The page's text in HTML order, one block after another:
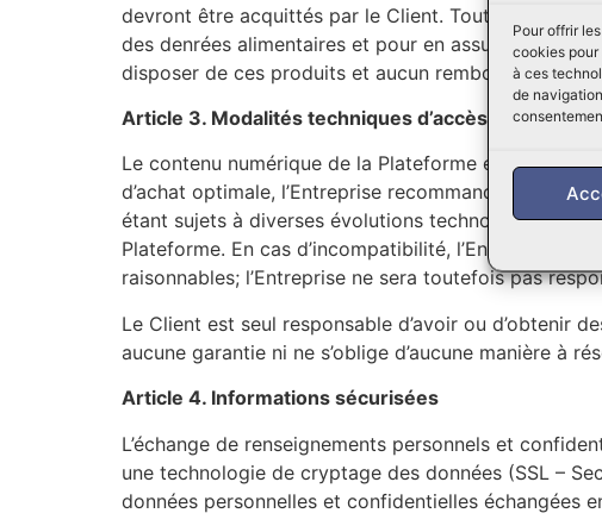
Pour offrir
cookies
à ces
de
devront être acquittés par le Client. Toutefois, s’il
des denrées alimentaires et pour en assurer la
disposer de ces produits et aucun remboursement
Article 3. Modalités techniques d’accès à la
Le contenu numérique de la Plateforme est
d’achat optimale, l’Entreprise recommande
étant sujets à diverses évolutions technologiques,
Plateforme. En cas d’incompatibilité, l’Entreprise
raisonnables; l’Entreprise ne sera toutefois pas
Le Client est seul responsable d’avoir ou d’obtenir
aucune garantie ni ne s’oblige d’aucune manière à
Article 4. Informations sécurisées
L’échange de renseignements personnels et
une technologie de cryptage des données (SSL –
données personnelles et confidentielles échangées